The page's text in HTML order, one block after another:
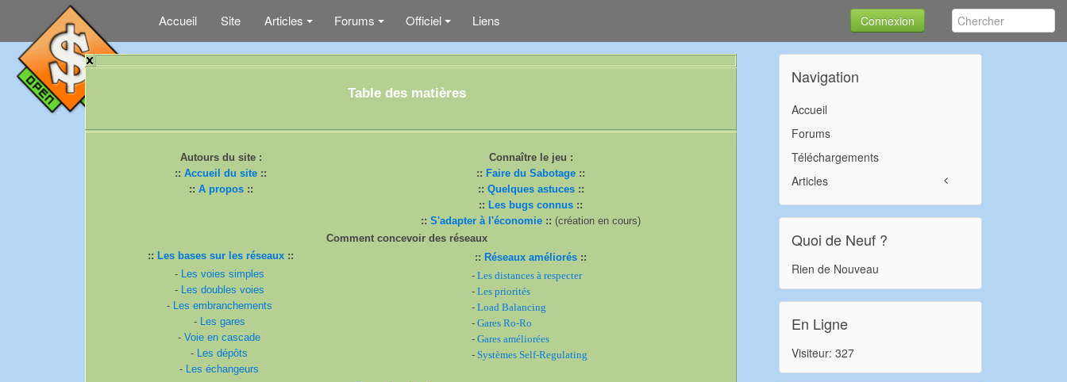
Accueil Site Articles Forums Officiel Liens Connexion
Table des matières
Autours du site :
:: Accueil du site ::
:: A propos::
Connaître le jeu :
:: Faire du Sabotage ::
:: Quelques astuces::
:: Les bugs connus ::
:: S'adapter à l'économie :: (création en cours)
Comment concevoir des réseaux
:: Les bases sur les réseaux ::
- Les voies simples
- Les doubles voies
- Les embranchements
- Les gares
- Voie en cascade
- Les dépôts
- Les échangeurs
:: Réseaux améliorés ::
- Les distances à respecter
- Les priorités
- Load Balancing
- Gares Ro-Ro
- Gares améliorées
- Systèmes Self-Regulating
Navigation
Accueil
Forums
Téléchargements
Articles
Quoi de Neuf ?
Rien de Nouveau
En Ligne
Visiteur: 327